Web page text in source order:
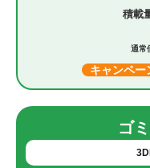
通常
キャンペー
ゴ